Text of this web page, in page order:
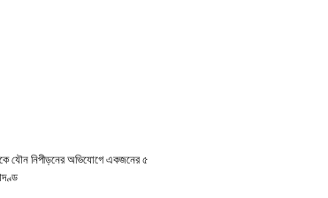
যৌন নিপীড়নের অভিযোগে একজনের ৫